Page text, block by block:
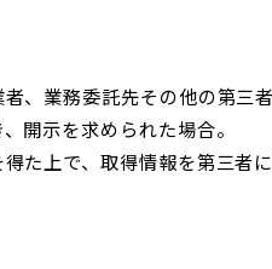
、業務委託先その他の第三
開示を求められた場合。
た上で、取得情報を第三者